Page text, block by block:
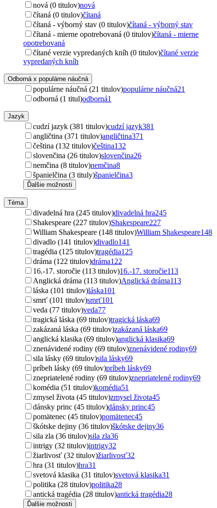
nová (0 titulov)nová
čítaná (0 titulov)čítaná
čítaná - výborný stav (0 titulov)čítaná - výborný stav
čítaná - mierne opotrebovaná (0 titulov)čítaná - mierne
opotrebovaná
čítané verzie vypredaných kníh (0 titulov)čítané verzie
vypredaných kníh
Odborná x populárne náučná
populárne náučná (21 titulov)populárne náučná21
odborná (1 titul)odborná1
Jazyk
cudzí jazyk (381 titulov)cudzí jazyk381
angličtina (371 titulov)angličtina371
čeština (132 titulov)čeština132
slovenčina (26 titulov)slovenčina26
nemčina (8 titulov)nemčina8
španielčina (3 tituly)španielčina3
Ďalšie možnosti
Téma
divadelná hra (245 titulov)divadelná hra245
Shakespeare (227 titulov)Shakespeare227
William Shakespeare (148 titulov)William Shakespeare148
divadlo (141 titulov)divadlo141
tragédia (125 titulov)tragédia125
dráma (122 titulov)dráma122
16.-17. storočie (113 titulov)16.-17. storočie113
Anglická dráma (113 titulov)Anglická dráma113
láska (101 titulov)láska101
smrť (101 titulov)smrť101
veda (77 titulov)veda77
tragická láska (69 titulov)tragická láska69
zakázaná láska (69 titulov)zakázaná láska69
anglická klasika (69 titulov)anglická klasika69
znenávidené rodiny (69 titulov)znenávidené rodiny69
sila lásky (69 titulov)sila lásky69
príbeh lásky (69 titulov)príbeh lásky69
znepriatelené rodiny (69 titulov)znepriatelené rodiny69
komédia (51 titulov)komédia51
zmysel života (45 titulov)zmysel života45
dánsky princ (45 titulov)dánsky princ45
pomätenec (45 titulov)pomätenec45
škótske dejiny (36 titulov)škótske dejiny36
sila zla (36 titulov)sila zla36
intrigy (32 titulov)intrigy32
žiarlivosť (32 titulov)žiarlivosť32
hra (31 titulov)hra31
svetová klasika (31 titulov)svetová klasika31
politika (28 titulov)politika28
antická tragédia (28 titulov)antická tragédia28
Ďalšie možnosti